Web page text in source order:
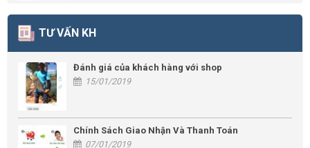
TƯ VẤN KH
Đánh giá của khách hàng với shop
15/01/2019
Chính Sách Giao Nhận Và Thanh Toán
07/01/2019